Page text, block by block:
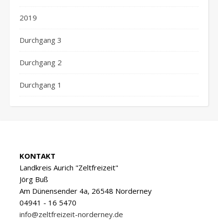
2019
Durchgang 3
Durchgang 2
Durchgang 1
KONTAKT
Landkreis Aurich "Zeltfreizeit"
Jörg Buß
Am Dünensender 4a, 26548 Norderney
04941 - 16 5470
info@zeltfreizeit-norderney.de